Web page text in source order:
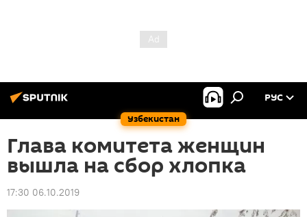
Узбекистан
РУС
Глава комитета женщин
вышла на сбор хлопка
17:30 06.10.2019